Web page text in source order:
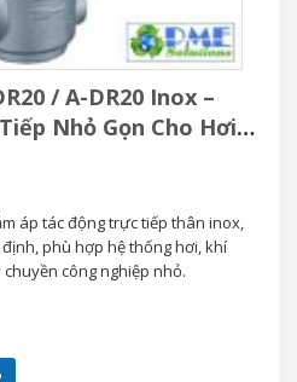
/ A-DR20 Inox –
Nhỏ Gọn Cho Hơi
áp tác động trực tiếp thân inox,
phù hợp hệ thống hơi, khí
công nghiệp nhỏ.